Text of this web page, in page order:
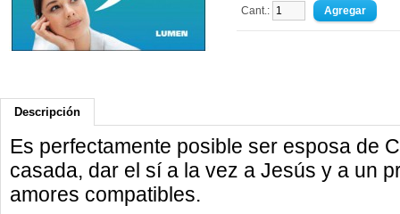
Cant.:
Descripción
Es perfectamente posible ser esposa de
casada, dar el sí a la vez a Jesús y a un
amores compatibles.